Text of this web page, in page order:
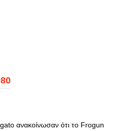
ανακοίνωσαν ότι το Frogun